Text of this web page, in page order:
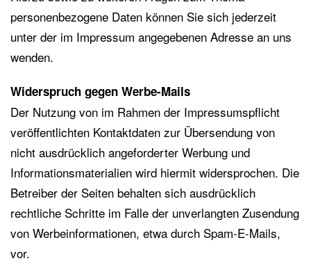
personenbezogene Daten können Sie sich jederzeit
unter der im Impressum angegebenen Adresse an uns
wenden.
Widerspruch gegen Werbe-Mails
Der Nutzung von im Rahmen der Impressumspflicht
veröffentlichten Kontaktdaten zur Übersendung von
nicht ausdrücklich angeforderter Werbung und
Informationsmaterialien wird hiermit widersprochen. Die
Betreiber der Seiten behalten sich ausdrücklich
rechtliche Schritte im Falle der unverlangten Zusendung
von Werbeinformationen, etwa durch Spam-E-Mails,
vor.